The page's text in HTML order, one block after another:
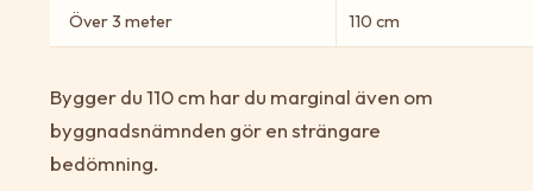
Över 3 meter 110 cm
Bygger du 110 cm har du marginal även om
byggnadsnämnden gör en strängare
bedömning.